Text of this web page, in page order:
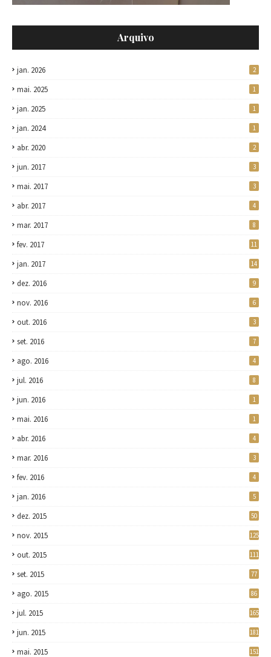
Arquivo
jan. 2026 2
mai. 2025 1
jan. 2025 1
jan. 2024 1
abr. 2020 2
jun. 2017 3
mai. 2017 3
abr. 2017 4
mar. 2017 8
fev. 2017 11
jan. 2017 14
dez. 2016 9
nov. 2016 6
out. 2016 3
set. 2016 7
ago. 2016 4
jul. 2016 8
jun. 2016 1
mai. 2016 1
abr. 2016 4
mar. 2016 3
fev. 2016 4
jan. 2016 5
dez. 2015 50
nov. 2015 125
out. 2015 111
set. 2015 77
ago. 2015 86
jul. 2015 165
jun. 2015 181
mai. 2015 151